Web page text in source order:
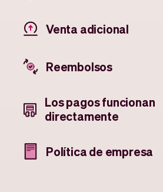
Venta adicional
Reembolsos
Los pagos funcionan
directamente
Política de empresa